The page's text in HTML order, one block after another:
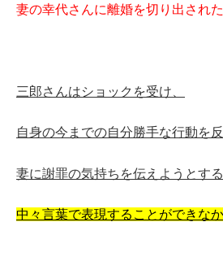
妻の幸代さんに離婚を切り出された
三郎さんはショックを受け、
自身の今までの自分勝手な行動を反
妻に謝罪の気持ちを伝えようとす
中々言葉で表現することができなか